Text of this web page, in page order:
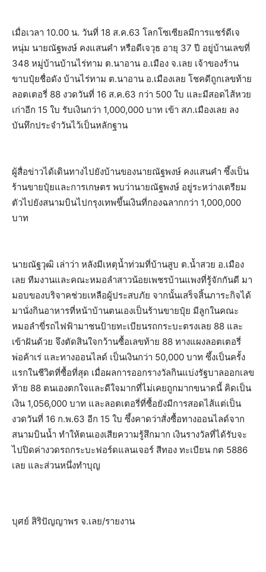
เมื่อเวลา 10.00 น. วันที่ 18 ส.ค.63 โลกโซเซียลมีการแชร์ดีเจ
หนุ่ม นายณัฐพงษ์ คงแสนคำ หรือดีเจวุธ อายุ 37 ปี อยู่บ้านเลขที่
348 หมู่บ้านบ้านไร่ทาม ต.นาอาน อ.เมือง จ.เลย เจ้าของร้าน
ขาบปุ๋ยชื่อดัง บ้านไร่ทาม ต.นาอาน อ.เมืองเลย โชคดีถูกเลขท้าย
ลอตเตอรี่ 88 งวดวันที่ 16 ส.ค.63 กว่า 500 ใบ และมีสอดไส้หวย
เก่าอีก 15 ใบ รับเงินกว่า 1,000,000 บาท เข้า สภ.เมืองเลย ลง
บันทึกประจำวันไว้เป็นหลักฐาน
ผู้สื่อข่าวได้เดินทางไปยังบ้านของนายณัฐพงษ์ คงแสนคำ ซึ้งเป็น
ร้านขายปุ๋ยและการเกษตร พบว่านายณัฐพงษ์ อยู่ระหว่างเตรียม
ตัวไปยังสนามบินไปกรุงเทพขึ้นเงินที่กองฉลากกว่า 1,000,000
บาท
นายณัฐวุฒิ เล่าว่า หลังมีเหตุน้ำท่วมที่บ้านสูบ ต.น้ำสวย อ.เมือง
เลย ทีมงานและคณะหมอลำสาวน้อยเพชรบ้านแพงที่รู้จักกันดี มา
มอบของบริจาคช่วยเหลือผู้ประสบภัย จากนั้นเสร็จสิ้นภาระกิจได้
มานั่งกินอาหารที่หน้าบ้านตนเองเป็นร้านขายปุ๋ย มีลูกในคณะ
หมอลำขี่รถไฟฟ้ามาชนป้ายทะเบียนรถกระบะตรงเลย 88 และ
เข้าฝันด้วย จึงตัดสินใจกว้านซื้อเลขท้าย 88 ทางแผงลอตเตอรี่
พ่อค้าเร่ และทางออนไลด์ เป็นเงินกว่า 50,000 บาท ซึ้งเป็นครั้ง
แรกในชีวิตที่ซื้อที่สุด เมื่อผลการออกรางวัลกินแบ่งรัฐบาลออกเลข
ท้าย 88 ตนเองตกใจและดีใจมากที่ไม่เคยถูกมากขนาดนี้ คิดเป็น
เงิน 1,056,000 บาท และลอตเตอรี่ที่ซื้อยังมีการสอดไส้แต่เป็น
งวดวันที่ 16 ก.พ.63 อีก 15 ใบ ซึ้งคาดว่าสั่งซื้อทางออนไลด์จาก
สนามบินน้ำ ทำให้ตนเองเสียความรู้สึกมาก เงินรางวัลที่ได้รับจะ
ไปปิดค่างวดรถกระบะฟอร์ดแลนเจอร์ สีทอง ทะเบียน กต 5886
เลย และส่วนหนึ่งทำบุญ
บุศย์ สิริปัญญาพร จ.เลย/รายงาน